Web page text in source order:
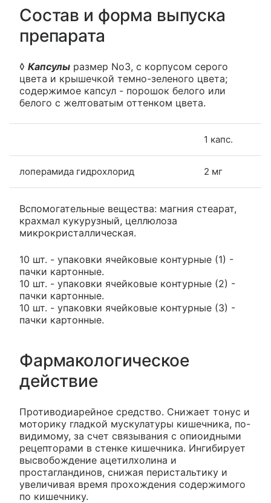
Состав и форма выпуска
препарата
◊ Капсулы размер No3, с корпусом серого
цвета и крышечкой темно-зеленого цвета;
содержимое капсул - порошок белого или
белого с желтоватым оттенком цвета.
1 капс.
лоперамида гидрохлорид 2 мг
Вспомогательные вещества: магния стеарат,
крахмал кукурузный, целлюлоза
микрокристаллическая.
10 шт. - упаковки ячейковые контурные (1) -
пачки картонные.
10 шт. - упаковки ячейковые контурные (2) -
пачки картонные.
10 шт. - упаковки ячейковые контурные (3) -
пачки картонные.
Фармакологическое
действие
Противодиарейное средство. Снижает тонус и
моторику гладкой мускулатуры кишечника, по-
видимому, за счет связывания с опиоидными
рецепторами в стенке кишечника. Ингибирует
высвобождение ацетилхолина и
простагландинов, снижая перистальтику и
увеличивая время прохождения содержимого
по кишечнику.